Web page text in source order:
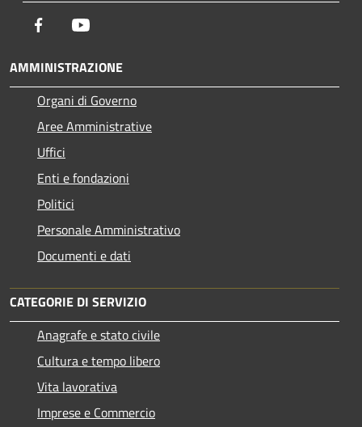
Facebook
AMMINISTRAZIONE
Organi di Governo
Aree Amministrative
Uffici
Enti e fondazioni
Politici
Personale Amministrativo
Documenti e dati
CATEGORIE DI SERVIZIO
Anagrafe e stato civile
Cultura e tempo libero
Vita lavorativa
Imprese e Commercio